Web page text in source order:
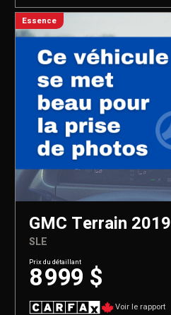
Essence
GMC Terrain 2019
SLE
Prix du détaillant
8 999 $
Voir le rapport